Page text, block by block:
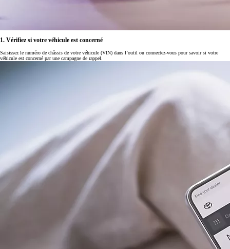
1. Vérifiez si votre véhicule est concerné
Saisissez le numéro de châssis de votre véhicule (VIN) dans l’outil ou connectez-vous pour savoir si votre
véhicule est concerné par une campagne de rappel.